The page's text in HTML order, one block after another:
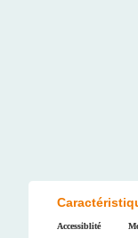
Accessiblité